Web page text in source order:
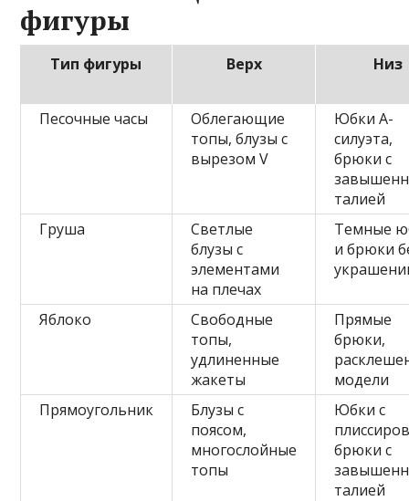
фигуры
Тип фигуры Верх Низ
Песочные часы
Облегающие
топы, блузы с
вырезом V
Юбки А-
силуэта,
брюки с
талией
Груша
Светлые
блузы с
элементами
на плечах
Темные
и брюки
Яблоко
Свободные
топы,
удлиненные
жакеты
Прямые
брюки,
модели
Прямоугольник
Блузы с
поясом,
многослойные
топы
Юбки с
брюки с
талией